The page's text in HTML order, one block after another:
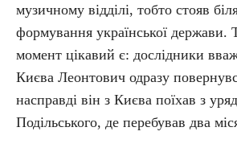
музичному відділі, тобто стояв
формування української держави.
момент цікавий є: дослідники
Києва Леонтович одразу
насправді він з Києва поїхав з
Подільського, де перебував два